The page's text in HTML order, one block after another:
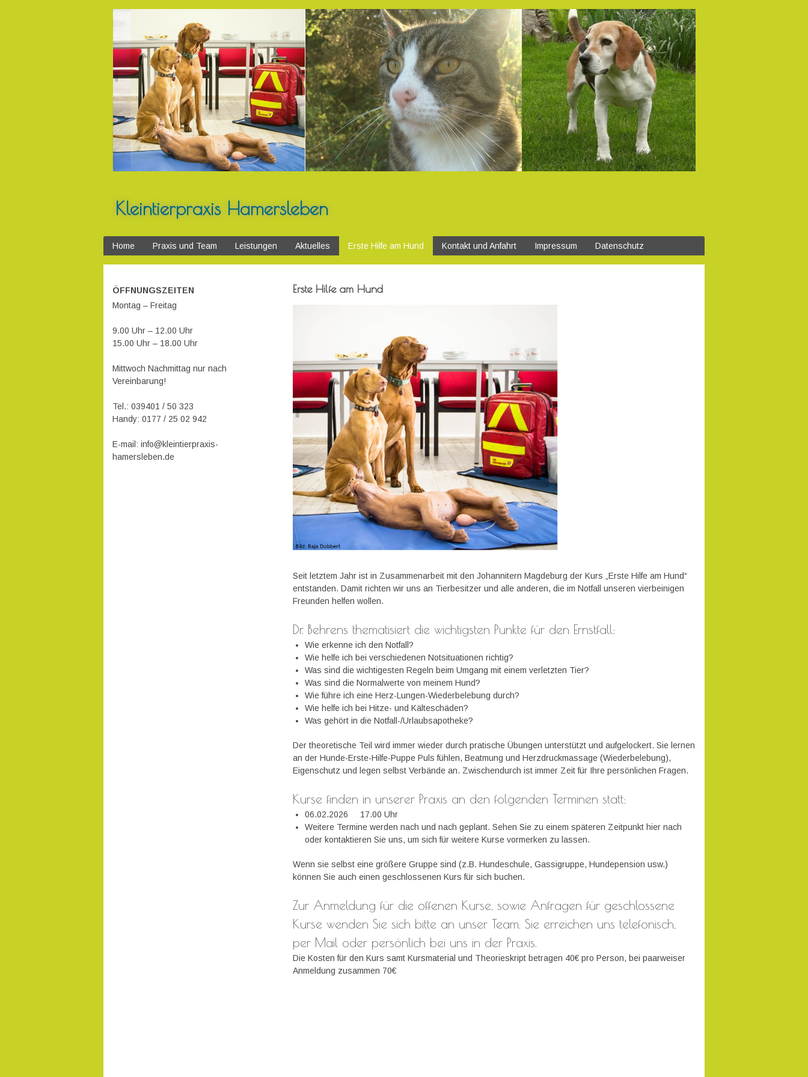
Kleintierpraxis Hamersleben
Home Praxis und Team Leistungen Aktuelles Erste Hilfe am Hund Kontakt und Anfahrt Impressum Datenschutz
Erste Hilfe am Hund
Seit letztem Jahr ist in Zusammenarbeit mit den Johannitern Magdeburg der Kurs „Erste Hilfe am Hund“
entstanden. Damit richten wir uns an Tierbesitzer und alle anderen, die im Notfall unseren vierbeinigen
Freunden helfen wollen.
Dr. Behrens thematisiert die wichtigsten Punkte für den Ernstfall:
Wie erkenne ich den Notfall?
Wie helfe ich bei verschiedenen Notsituationen richtig?
Was sind die wichtigesten Regeln beim Umgang mit einem verletzten Tier?
Was sind die Normalwerte von meinem Hund?
Wie führe ich eine Herz-Lungen-Wiederbelebung durch?
Wie helfe ich bei Hitze- und Kälteschäden?
Was gehört in die Notfall-/Urlaubsapotheke?
Der theoretische Teil wird immer wieder durch pratische Übungen unterstützt und aufgelockert. Sie lernen
an der Hunde-Erste-Hilfe-Puppe Puls fühlen, Beatmung und Herzdruckmassage (Wiederbelebung),
Eigenschutz und legen selbst Verbände an. Zwischendurch ist immer Zeit für Ihre persönlichen Fragen.
Kurse finden in unserer Praxis an den folgenden Terminen statt:
06.02.2026 17.00 Uhr
Weitere Termine werden nach und nach geplant. Sehen Sie zu einem späteren Zeitpunkt hier nach
oder kontaktieren Sie uns, um sich für weitere Kurse vormerken zu lassen.
Wenn sie selbst eine größere Gruppe sind (z.B. Hundeschule, Gassigruppe, Hundepension usw.)
können Sie auch einen geschlossenen Kurs für sich buchen.
Zur Anmeldung für die offenen Kurse, sowie Anfragen für geschlossene
Kurse wenden Sie sich bitte an unser Team. Sie erreichen uns telefonisch,
per Mail oder persönlich bei uns in der Praxis.
Die Kosten für den Kurs samt Kursmaterial und Theorieskript betragen 40€ pro Person, bei paarweiser
Anmeldung zusammen 70€
ÖFFNUNGSZEITEN
Montag – Freitag
9.00 Uhr – 12.00 Uhr
15.00 Uhr – 18.00 Uhr
Mittwoch Nachmittag nur nach
Vereinbarung!
Tel.: 039401 / 50 323
Handy: 0177 / 25 02 942
E-mail: info@kleintierpraxis-
hamersleben.de